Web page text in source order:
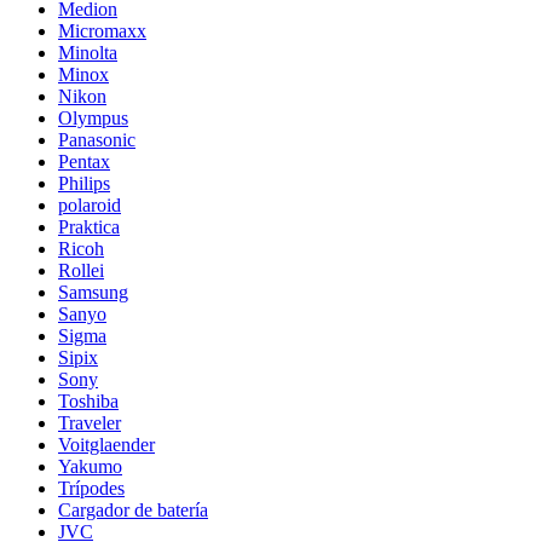
Medion
Micromaxx
Minolta
Minox
Nikon
Olympus
Panasonic
Pentax
Philips
polaroid
Praktica
Ricoh
Rollei
Samsung
Sanyo
Sigma
Sipix
Sony
Toshiba
Traveler
Voitglaender
Yakumo
Trípodes
Cargador de batería
JVC